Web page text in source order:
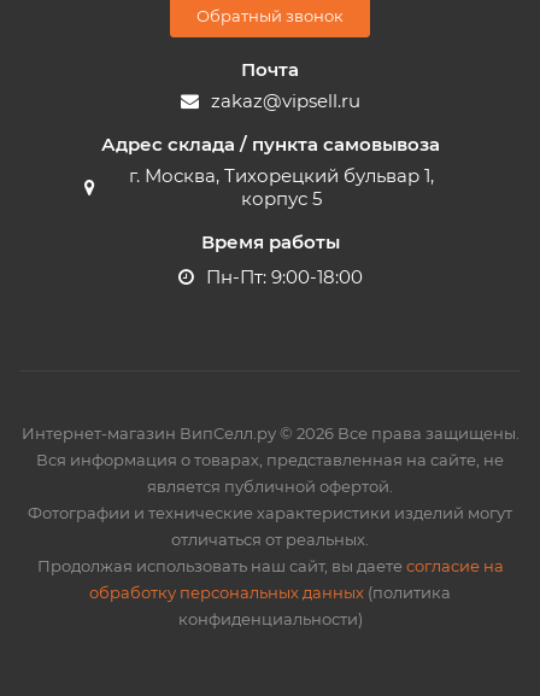
Обратный звонок
Почта
zakaz@vipsell.ru
Адрес склада / пункта самовывоза
г. Москва, Тихорецкий бульвар 1,
корпус 5
Время работы
Пн-Пт: 9:00-18:00
Интернет-магазин ВипСелл.ру © 2026 Все права защищены.
Вся информация о товарах, представленная на сайте, не
является публичной офертой.
Фотографии и технические характеристики изделий могут
отличаться от реальных.
Продолжая использовать наш сайт, вы даетесогласие на
обработку персональных данных (политика
конфиденциальности)